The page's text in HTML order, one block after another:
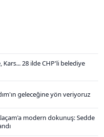
Kars... 28 ilde CHP'li belediye
geleceğine yön veriyoruz
modern dokunuş: Sedde